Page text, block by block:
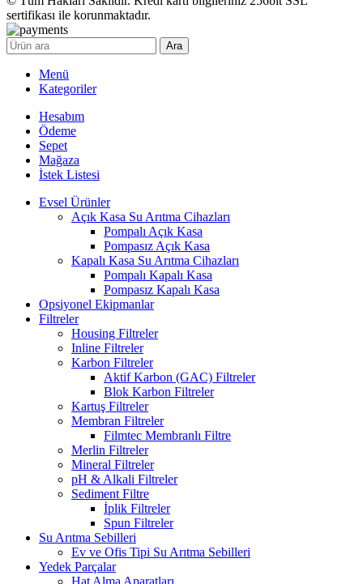
sertifikası ile korunmaktadır.
Ara
Menü
Kategoriler
Hesabım
Ödeme
Sepet
Mağaza
İstek Listesi
Evsel Ürünler
Açık Kasa Su Arıtma Cihazları
Pompalı Açık Kasa
Pompasız Açık Kasa
Kapalı Kasa Su Arıtma Cihazları
Pompalı Kapalı Kasa
Pompasız Kapalı Kasa
Opsiyonel Ekipmanlar
Filtreler
Housing Filtreler
Inline Filtreler
Karbon Filtreler
Aktif Karbon (GAC) Filtreler
Blok Karbon Filtreler
Kartuş Filtreler
Membran Filtreler
Filmtec Membranlı Filtre
Merlin Filtreler
Mineral Filtreler
pH & Alkali Filtreler
Sediment Filtre
İplik Filtreler
Spun Filtreler
Su Arıtma Sebilleri
Ev ve Ofis Tipi Su Arıtma Sebilleri
Yedek Parçalar
Hat Alma Aparatları